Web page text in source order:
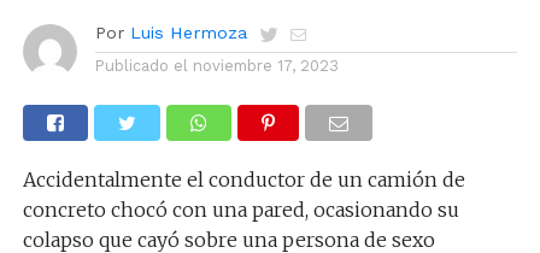
Por Luis Hermoza
Publicado el noviembre 17, 2023
Accidentalmente el conductor de un camión de
concreto chocó con una pared, ocasionando su
colapso que cayó sobre una persona de sexo